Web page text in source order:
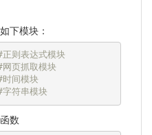
下模块：
正则表达式模块
网页抓取模块
时间模块
字符串模块
数